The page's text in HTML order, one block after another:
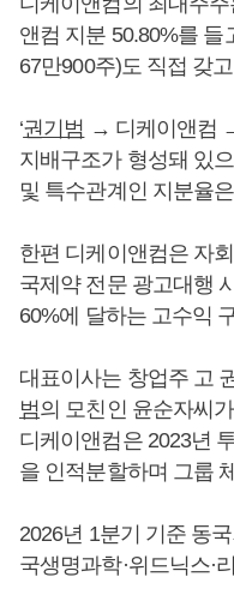
앤컴 지분 50.80%를 들
67만900주)도 직접 갖
‘권기범 → 디케이앤컴
지배구조가 형성돼 있
및 특수관계인 지분율
한편 디케이앤컴은 자
국제약 전문 광고대행
60%에 달하는 고수익
대표이사는 창업주 고
범의 모친인 윤순자씨
디케이앤컴은 2023년
을 인적분할하며 그룹
2026년 1분기 기준 동
국생명과학·위드닉스·